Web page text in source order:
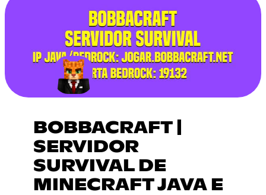
BOBBACRAFT |
SERVIDOR
SURVIVAL DE
MINECRAFT JAVA E